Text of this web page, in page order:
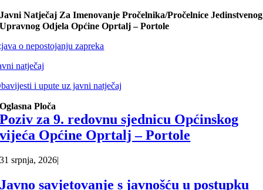
Javni Natječaj Za Imenovanje Pročelnika/pročelnice Jedinstvenog
Upravnog Odjela Općine Oprtalj – Portole
o nepostojanju zapreka
natječaj
i upute uz javni natječaj
Oglasna Ploča
Poziv za 9. redovnu sjednicu Općinskog
vijeća Općine Oprtalj – Portole
31 srpnja, 2026|
Javno savjetovanje s javnošću u postupku